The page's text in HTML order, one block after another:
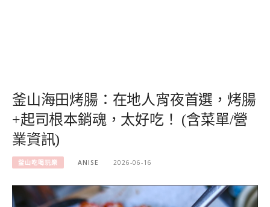
釜山海田烤腸：在地人宵夜首選，烤腸
+起司根本銷魂，太好吃！ (含菜單/營
業資訊)
釜山吃喝玩樂 ANISE 2026-06-16